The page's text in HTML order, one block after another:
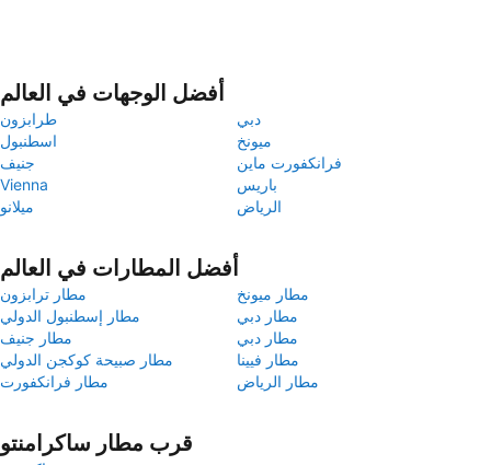
أفضل الوجهات في العالم
طرابزون
دبي
اسطنبول
ميونخ
جنيف
فرانكفورت ماين
Vienna
باريس
ميلانو
الرياض
أفضل المطارات في العالم
مطار ترابزون
مطار ميونخ
مطار إسطنبول الدولي
مطار دبي
مطار جنيف
مطار دبي
مطار صبيحة كوكجن الدولي
مطار فيينا
مطار فرانكفورت
مطار الرياض
قرب مطار ساكرامنتو